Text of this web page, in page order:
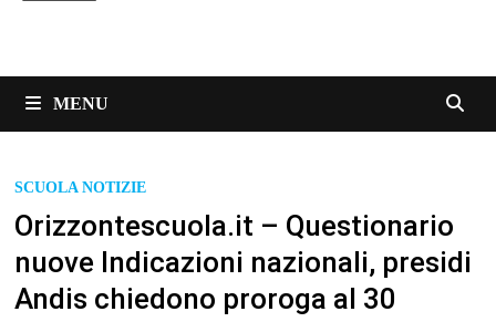
MENU
SCUOLA NOTIZIE
Orizzontescuola.it – Questionario
nuove Indicazioni nazionali, presidi
Andis chiedono proroga al 30